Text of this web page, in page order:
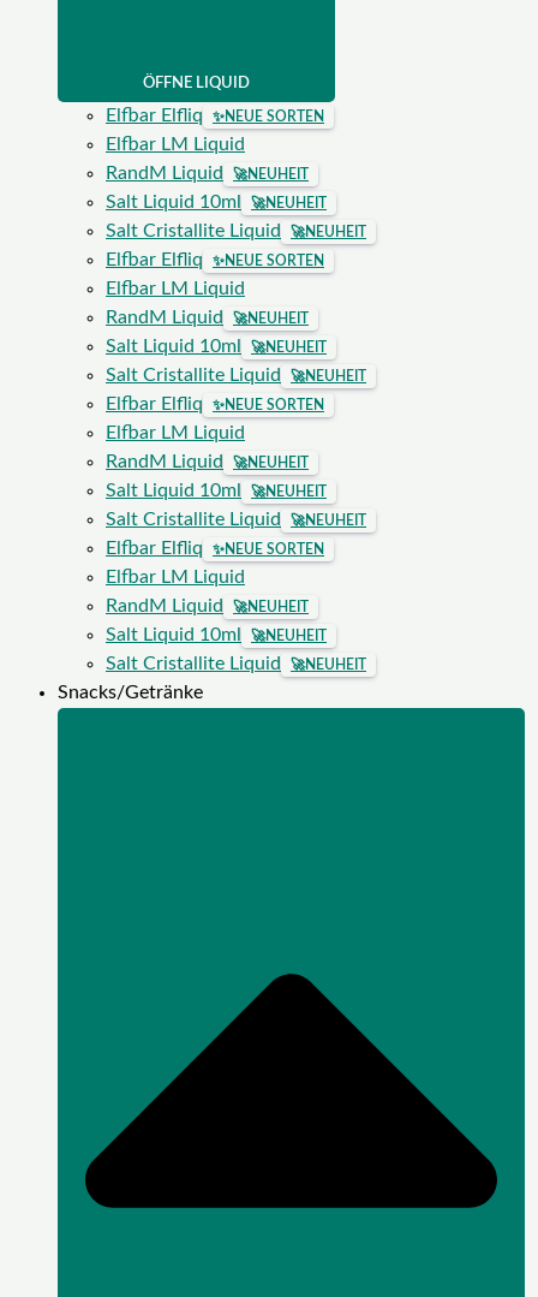
ÖFFNE LIQUID
Elfbar Elfliq ✨NEUE SORTEN
Elfbar LM Liquid
RandM Liquid
🚀NEUHEIT
Salt Liquid 10ml 🚀NEUHEIT
Salt Cristallite Liquid 🚀NEUHEIT
Elfbar Elfliq ✨NEUE SORTEN
Elfbar LM Liquid
RandM Liquid
🚀NEUHEIT
Salt Liquid 10ml 🚀NEUHEIT
Salt Cristallite Liquid 🚀NEUHEIT
Elfbar Elfliq ✨NEUE SORTEN
Elfbar LM Liquid
RandM Liquid
🚀NEUHEIT
Salt Liquid 10ml 🚀NEUHEIT
Salt Cristallite Liquid 🚀NEUHEIT
Elfbar Elfliq ✨NEUE SORTEN
Elfbar LM Liquid
RandM Liquid
🚀NEUHEIT
Salt Liquid 10ml 🚀NEUHEIT
Salt Cristallite Liquid 🚀NEUHEIT
Snacks/Getränke